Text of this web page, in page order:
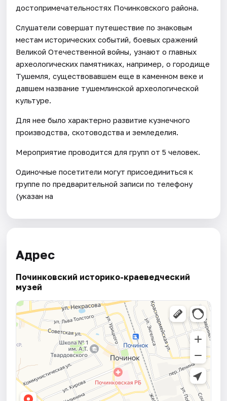
достопримечательностях Починковского района.
Слушатели совершат путешествие по знаковым
местам исторических событий, боевых сражений
Великой Отечественной войны, узнают о главных
археологических памятниках, например, о городище
Тушемля, существовавшем еще в каменном веке и
давшем название тушемлинской археологической
культуре.
Для нее было характерно развитие кузнечного
производства, скотоводства и земледелия.
Мероприятие проводится для групп от 5 человек.
Одиночные посетители могут присоединиться к
группе по предварительной записи по телефону
(указан на
Адрес
Починковский историко-краеведческий
музей